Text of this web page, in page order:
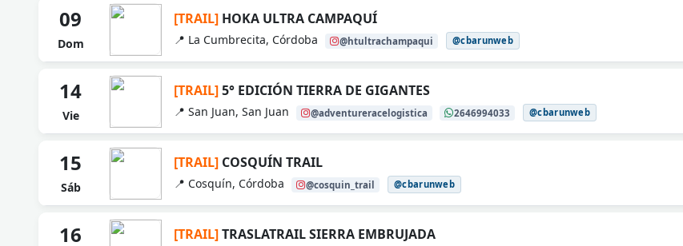
09
Dom
[TRAIL] HOKA ULTRA CAMPAQUÍ
📍 La Cumbrecita, Córdoba @htultrachampaqui @cbarunweb
14
Vie
[TRAIL]5° EDICIÓN TIERRA DE GIGANTES
📍 San Juan, San Juan @adventureracelogistica 2646994033 @cbarunweb
15
Sáb
[TRAIL] COSQUÍN TRAIL
📍 Cosquín, Córdoba @cosquin_trail @cbarunweb
16 [TRAIL]TRASLATRAIL SIERRA EMBRUJADA